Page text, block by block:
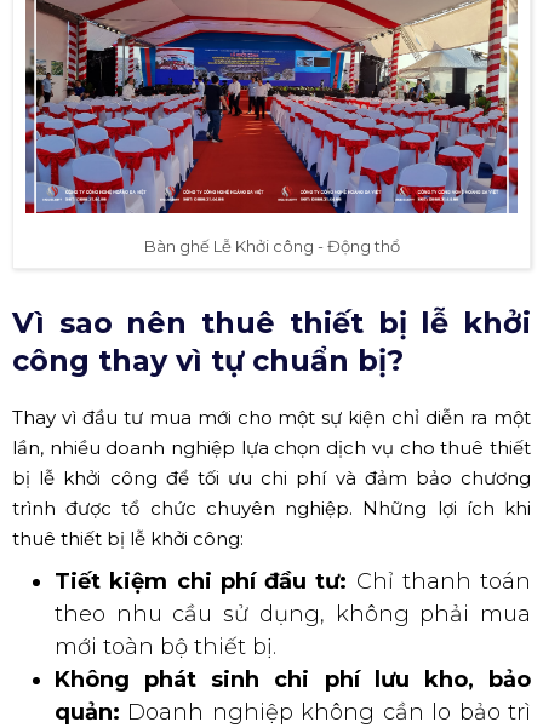
Bàn ghế Lễ Khởi công - Động thổ
Vì sao nên thuê thiết bị lễ khởi
công thay vì tự chuẩn bị?
Thay vì đầu tư mua mới cho một sự kiện chỉ diễn ra một
lần, nhiều doanh nghiệp lựa chọn dịch vụ cho thuê thiết
bị lễ khởi công để tối ưu chi phí và đảm bảo chương
trình được tổ chức chuyên nghiệp. Những lợi ích khi
thuê thiết bị lễ khởi công:
Tiết kiệm chi phí đầu tư: Chỉ thanh toán
theo nhu cầu sử dụng, không phải mua
mới toàn bộ thiết bị.
Không phát sinh chi phí lưu kho, bảo
quản: Doanh nghiệp không cần lo bảo trì